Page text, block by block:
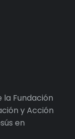
la Fundación
y Acción
en